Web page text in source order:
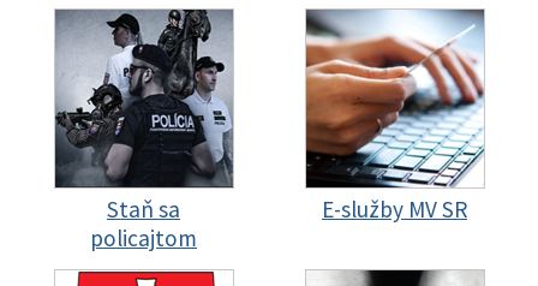
Staň sa
policajtom
E-služby MV SR